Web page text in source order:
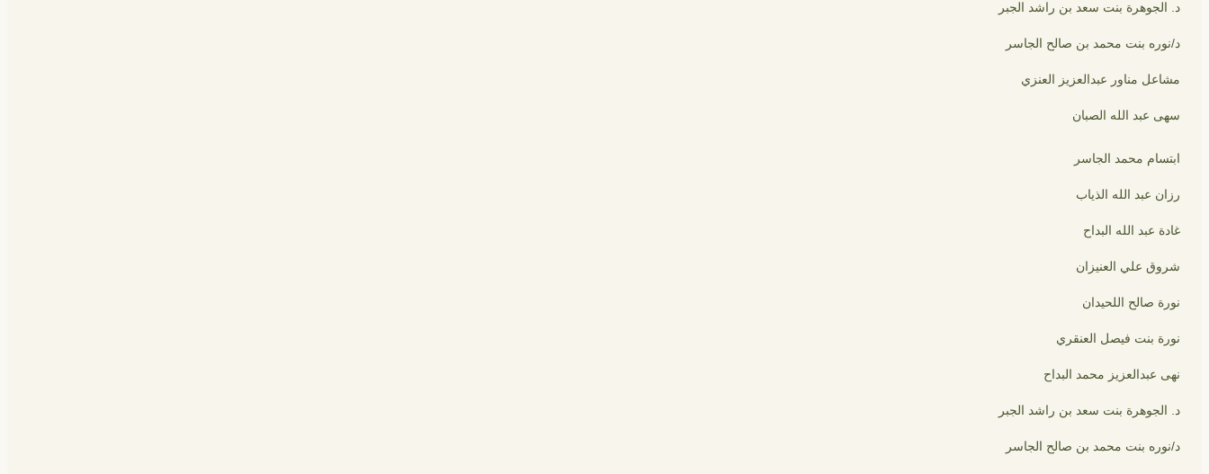
د. الجوهرة بنت سعد بن راشد الجبر
د/نوره بنت محمد بن صالح الجاسر
مشاعل مناور عبدالعزيز العنزي
سهى عبد الله الصبان
ابتسام محمد الجاسر
رزان عبد الله الذياب
غادة عبد الله البداح
شروق علي العنيزان
نورة صالح اللحيدان
نورة بنت فيصل العنقري
نهى عبدالعزيز محمد البداح
د. الجوهرة بنت سعد بن راشد الجبر
د/نوره بنت محمد بن صالح الجاسر